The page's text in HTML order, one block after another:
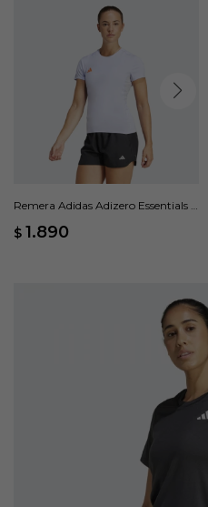
Remera Adidas Adizero Essentials -
$ 1.890